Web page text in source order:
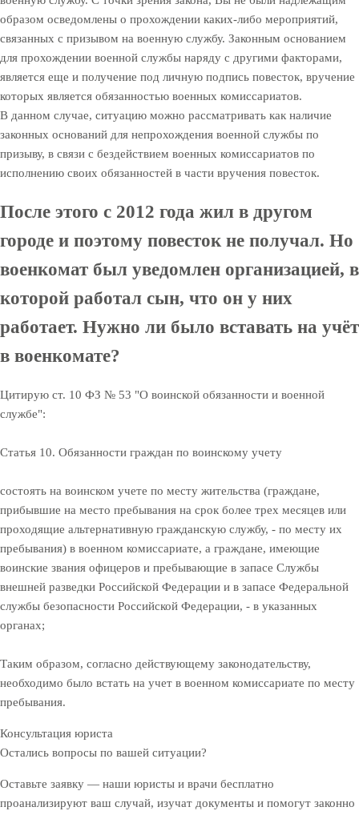
образом осведомлены о прохождении каких-либо мероприятий,
связанных с призывом на военную службу. Законным основанием
для прохождении военной службы наряду с другими факторами,
является еще и получение под личную подпись повесток, вручение
которых является обязанностью военных комиссариатов.
В данном случае, ситуацию можно рассматривать как наличие
законных оснований для непрохождения военной службы по
призыву, в связи с бездействием военных комиссариатов по
исполнению своих обязанностей в части вручения повесток.
После этого с 2012 года жил в другом
городе и поэтому повесток не получал. Но
военкомат был уведомлен организацией, в
которой работал сын, что он у них
работает. Нужно ли было вставать на учёт
в военкомате?
Цитирую ст. 10 ФЗ № 53 "О воинской обязанности и военной
службе":
Статья 10. Обязанности граждан по воинскому учету
состоять на воинском учете по месту жительства (граждане,
прибывшие на место пребывания на срок более трех месяцев или
проходящие альтернативную гражданскую службу, - по месту их
пребывания) в военном комиссариате, а граждане, имеющие
воинские звания офицеров и пребывающие в запасе Службы
внешней разведки Российской Федерации и в запасе Федеральной
службы безопасности Российской Федерации, - в указанных
органах;
Таким образом, согласно действующему законодательству,
необходимо было встать на учет в военном комиссариате по месту
пребывания.
Консультация юриста
Остались вопросы по вашей ситуации?
Оставьте заявку — наши юристы и врачи бесплатно
проанализируют ваш случай, изучат документы и помогут законно